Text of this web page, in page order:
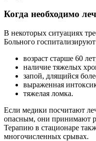
Когда необходимо
В некоторых ситуациях
Больного
возраст старше 60
наличие тяжелых
запой, длящийся
выраженная
тяжелая ломка.
Если медики посчитают
опасным, они принимают
Терапию в стационаре
многочисленных срывах.